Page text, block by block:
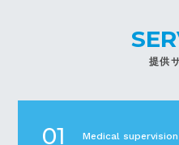
提供
01 Medical supervision